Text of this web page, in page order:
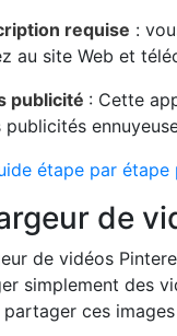
requise :
au site Web et
publicité : Cette
publicités
étape par
de
de vidéos
simplement des
ces